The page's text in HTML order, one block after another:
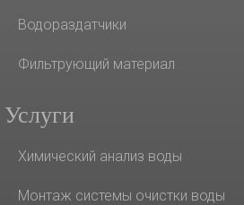
Водораздатчики
Фильтрующий материал
Услуги
Химический анализ воды
Монтаж системы очистки воды